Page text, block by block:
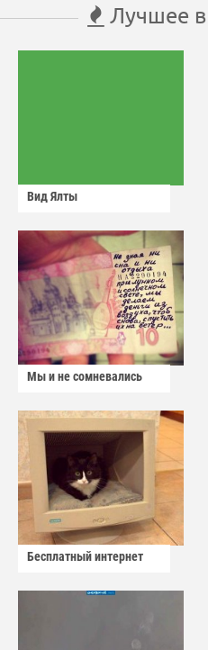
Лучшее в
Вид Ялты
Мы и не сомневались
Бесплатный интернет